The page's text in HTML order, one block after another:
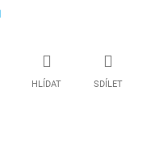
HLÍDAT SDÍLET